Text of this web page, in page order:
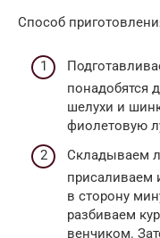
Способ
понадобятся
шелухи и
фиолетовую
Складываем
присаливаем
в сторону
разбиваем
венчиком.